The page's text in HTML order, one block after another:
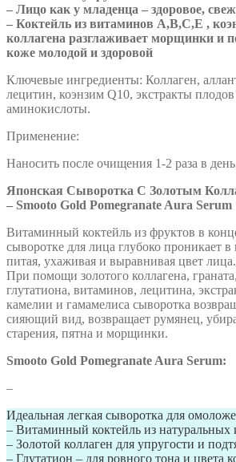
– Лицо как у младенца – здоровое,
– Коктейль из витаминов А,В,С,Е ,
коллагена разглаживает морщинки и
коже молодой и здоровой
Ключевые ингредиенты: Коллаген,
лецитин, коэнзим Q10, экстракты
аминокислоты.
Применение:
Наносить после очищения 1-2 раза в
Японская Сыворотка С Золотым
– Smooto Gold Pomegranate Aura Serum
Витаминный коктейль из фруктов в
сыворотке для лица глубоко проникает в
питая, ухаживая и выравнивая цвет лица.
При помощи золотого коллагена,
глутатиона, витаминов, лецитина,
камелии и гамамелиса сыворотка
сияющий вид, возвращает румянец,
старения, пятна и морщинки.
Smooto Gold Pomegranate Aura Serum:
–
Идеальная легкая сыворотка для
– Витаминный коктейль из натуральных
– Золотой коллаген для упругости и
– Глутатион – для ровного тона и цвета